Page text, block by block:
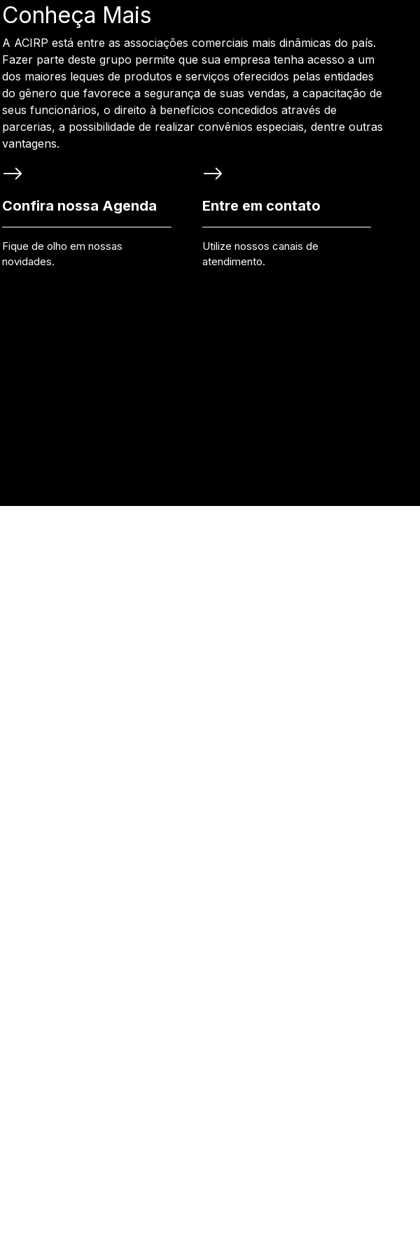
Conheça Mais
A ACIRP está entre as associações comerciais mais dinâmicas do país.
Fazer parte deste grupo permite que sua empresa tenha acesso a um
dos maiores leques de produtos e serviços oferecidos pelas entidades
do gênero que favorece a segurança de suas vendas, a capacitação de
seus funcionários, o direito à benefícios concedidos através de
parcerias, a possibilidade de realizar convênios especiais, dentre outras
vantagens.
Confira nossa Agenda
Fique de olho em nossas
novidades.
Entre em contato
Utilize nossos canais de
atendimento.